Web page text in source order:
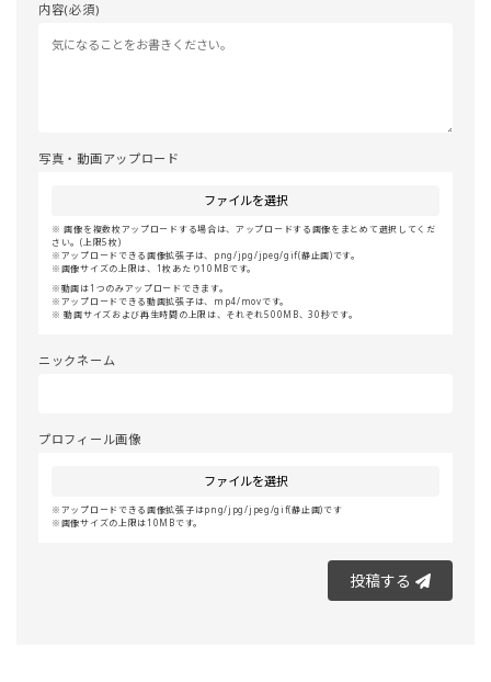
内容(必須)
写真・動画アップロード
ファイルを選択
画像を複数枚アップロードする場合は、アップロードする画像をまとめて選択してくだ
さい。(上限5枚)
アップロードできる画像拡張子は、png/jpg/jpeg/gif(静止画)です。
画像サイズの上限は、1枚あたり10MBです。
動画は1つのみアップロードできます。
アップロードできる動画拡張子は、mp4/movです。
動画サイズおよび再生時間の上限は、それぞれ500MB、30秒です。
ニックネーム
プロフィール画像
ファイルを選択
アップロードできる画像拡張子はpng/jpg/jpeg/gif(静止画)です
画像サイズの上限は10MBです。
投稿する